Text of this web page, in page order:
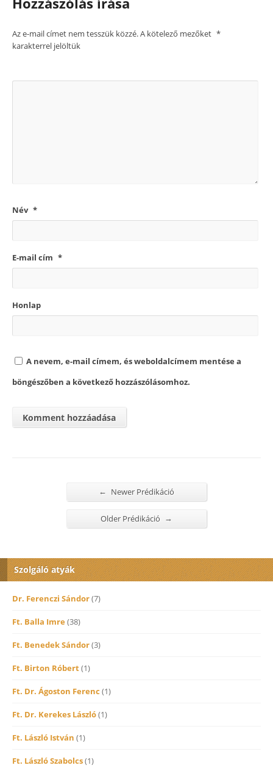
Az e-mail címet nem tesszük közzé.A kötelező mezőket *
karakterrel jelöltük
Név *
E-mail cím *
Honlap
A nevem, e-mail címem, és weboldalcímem mentése a
böngészőben a következő hozzászólásomhoz.
← Newer Prédikáció
Older Prédikáció →
Szolgáló atyák
Dr. Ferenczi Sándor(7)
Ft. Balla Imre(38)
Ft. Benedek Sándor(3)
Ft. Birton Róbert(1)
Ft. Dr. Ágoston Ferenc (1)
Ft. Dr. Kerekes László(1)
Ft. László István (1)
Ft. László Szabolcs(1)